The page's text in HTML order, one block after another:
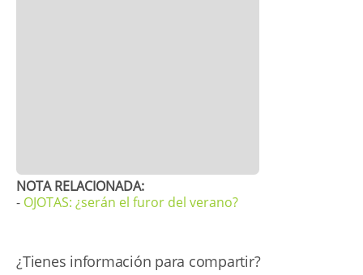
​​NOTA RELACIONADA:
- OJOTAS: ¿serán el furor del verano?
​¿Tienes información para compartir?